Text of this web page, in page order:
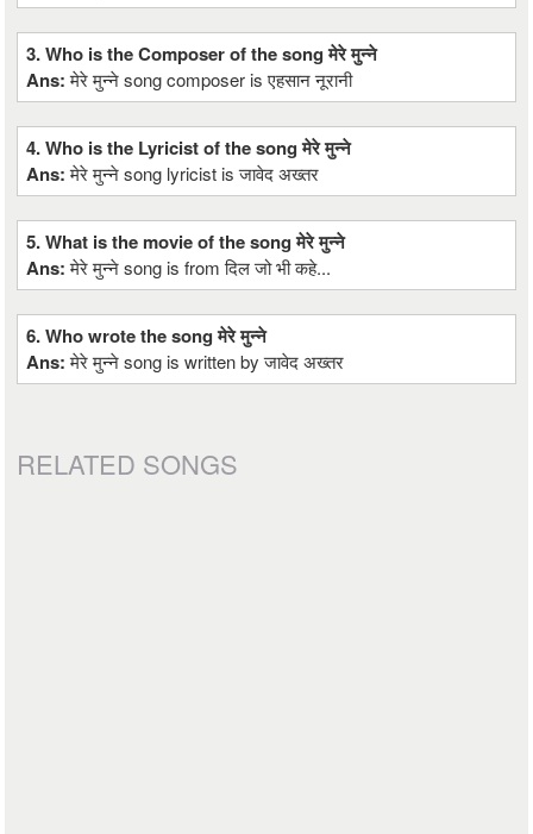
3. Who is the Composer of the song मेरे मुन्ने
Ans:मेरे मुन्ने song composer is एहसान नूरानी
4. Who is the Lyricist of the song मेरे मुन्ने
Ans:मेरे मुन्ने song lyricist is जावेद अख्तर
5. What is the movie of the song मेरे मुन्ने
Ans:मेरे मुन्ने song is from दिल जो भी कहे...
6. Who wrote the song मेरे मुन्ने
Ans:मेरे मुन्ने song is written by जावेद अख्तर
RELATED SONGS